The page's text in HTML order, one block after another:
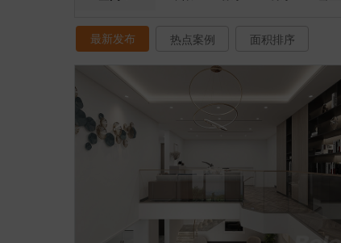
最新发布 热点案例 面积排序